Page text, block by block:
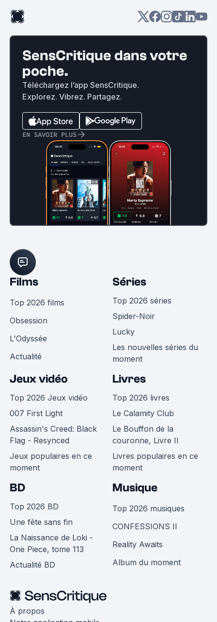
SensCritique dans votre
poche.
Téléchargez l’app SensCritique.
Explorez. Vibrez. Partagez.
EN SAVOIR PLUS
Films
Top 2026 films
Obsession
L'Odyssée
Actualité
Séries
Top 2026 séries
Spider-Noir
Lucky
Les nouvelles séries du
moment
Jeux vidéo
Top 2026 Jeux vidéo
007 First Light
Assassin's Creed: Black
Flag - Resynced
Jeux populaires en ce
moment
Livres
Top 2026 livres
Le Calamity Club
Le Bouffon de la
couronne, Livre II
Livres populaires en ce
moment
BD
Top 2026 BD
Une fête sans fin
La Naissance de Loki -
One Piece, tome 113
Actualité BD
Musique
Top 2026 musiques
CONFESSIONS II
Reality Awaits
Album du moment
À propos